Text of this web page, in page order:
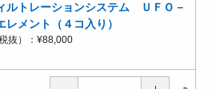
ルトレーションシステム ＵＦＯ－
レメント（４コ入り）
抜）： ¥88,000